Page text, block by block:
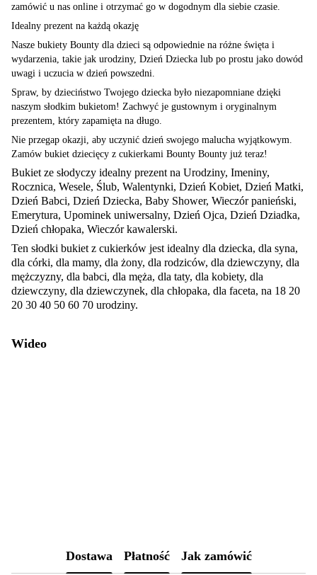
zamówić u nas online i otrzymać go w dogodnym dla siebie czasie.
Idealny prezent na każdą okazję
Nasze bukiety Bounty dla dzieci są odpowiednie na różne święta i
wydarzenia, takie jak urodziny, Dzień Dziecka lub po prostu jako dowód
uwagi i uczucia w dzień powszedni.
Spraw, by dzieciństwo Twojego dziecka było niezapomniane dzięki
naszym słodkim bukietom! Zachwyć je gustownym i oryginalnym
prezentem, który zapamięta na długo.
Nie przegap okazji, aby uczynić dzień swojego malucha wyjątkowym.
Zamów bukiet dziecięcy z cukierkami Bounty Bounty już teraz!
Bukiet ze słodyczy idealny prezent na Urodziny, Imeniny,
Rocznica, Wesele, Ślub, Walentynki, Dzień Kobiet, Dzień Matki,
Dzień Babci, Dzień Dziecka, Baby Shower, Wieczór panieński,
Emerytura, Upominek uniwersalny, Dzień Ojca, Dzień Dziadka,
Dzień chłopaka, Wieczór kawalerski.
Ten słodki bukiet z cukierków jest idealny dla dziecka, dla syna,
dla córki, dla mamy, dla żony, dla rodziców, dla dziewczyny, dla
mężczyzny, dla babci, dla męża, dla taty, dla kobiety, dla
dziewczyny, dla dziewczynek, dla chłopaka, dla faceta, na 18 20
20 30 40 50 60 70 urodziny.
Wideo
Dostawa Płatność Jak zamówić